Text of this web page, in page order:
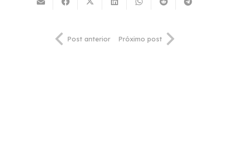
Post anterior Próximo post